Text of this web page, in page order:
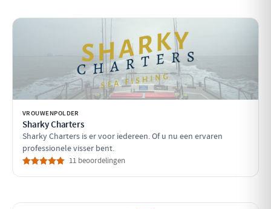
VROUWENPOLDER
Sharky Charters
Sharky Charters is er voor iedereen. Of u nu een ervaren
professionele visser bent.
11 beoordelingen